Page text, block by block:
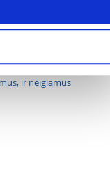
ir neigiamus